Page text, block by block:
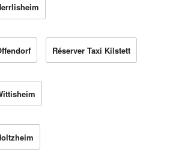
Réserver Taxi Kilstett